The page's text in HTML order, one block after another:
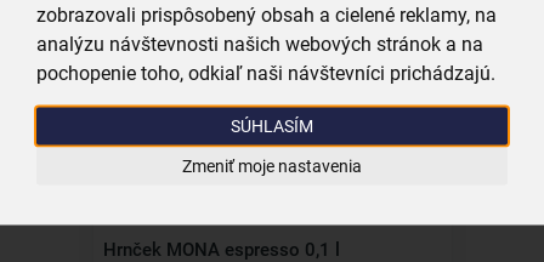
zobrazovali prispôsobený obsah a cielené reklamy, na
analýzu návštevnosti našich webových stránok a na
pochopenie toho, odkiaľ naši návštevníci prichádzajú.
SÚHLASÍM
Zmeniť moje nastavenia
Vložiť do košíka
Hrnček MONA espresso 0,1 l